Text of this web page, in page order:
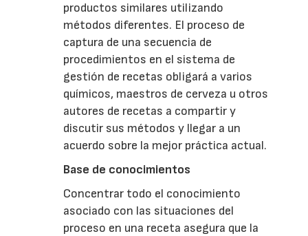
productos similares utilizando
métodos diferentes. El proceso de
captura de una secuencia de
procedimientos en el sistema de
gestión de recetas obligará a varios
químicos, maestros de cerveza u otros
autores de recetas a compartir y
discutir sus métodos y llegar a un
acuerdo sobre la mejor práctica actual.
Base de conocimientos
Concentrar todo el conocimiento
asociado con las situaciones del
proceso en una receta asegura que la